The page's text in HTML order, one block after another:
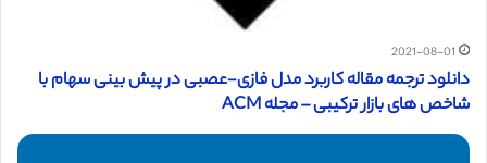
2021-08-01
دانلود ترجمه مقاله کاربرد مدل فازی-عصبی در پیش بینی سهام با
شاخص های بازار ترکیبی – مجله ACM